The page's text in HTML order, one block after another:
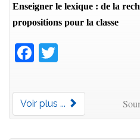
Enseigner le lexique : de la
propositions pour la classe
Facebook
Voir plus ...